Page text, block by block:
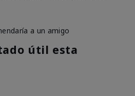
a un amigo
útil esta